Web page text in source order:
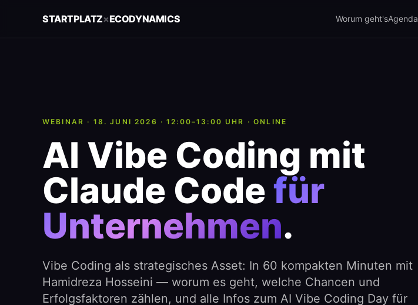
STARTPLATZ×ECODYNAMICS Worum geht'sAgenda
WEBINAR · 18. JUNI 2026 · 12:00–13:00 UHR · ONLINE
AI Vibe Coding mit
Claude Codefür
Unternehmen.
Vibe Coding als strategisches Asset: In 60 kompakten Minuten mit
Hamidreza Hosseini — worum es geht, welche Chancen und
Erfolgsfaktoren zählen, und alle Infos zum AI Vibe Coding Day für